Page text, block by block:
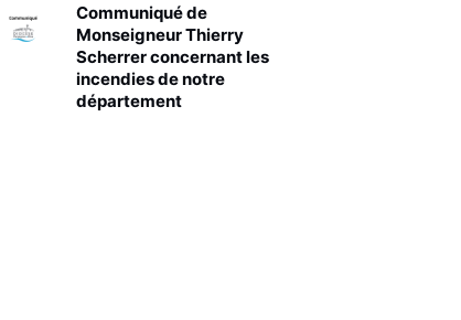
Communiqué de
Monseigneur Thierry
Scherrer concernant les
incendies de notre
département